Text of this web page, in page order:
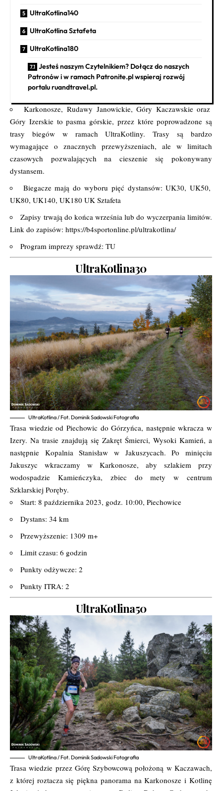
UltraKotlina140
UltraKotlina Sztafeta
UltraKotlina180
Jesteś naszym Czytelnikiem? Dołącz do naszych
Patronów i w ramach Patronite.pl wspieraj rozwój
portalu ruandtravel.pl.
Karkonosze, Rudawy Janowickie, Góry Kaczawskie oraz
Góry Izerskie to pasma górskie, przez które poprowadzone są
trasy biegów w ramach UltraKotliny. Trasy są bardzo
wymagające o znacznych przewyższeniach, ale w limitach
czasowych pozwalających na cieszenie się pokonywany
dystansem.
Biegacze mają do wyboru pięć dystansów: UK30, UK50,
UK80, UK140, UK180 UK Sztafeta
Zapisy trwają do końca września lub do wyczerpania limitów.
Link do zapisów: https://b4sportonline.pl/ultrakotlina/
Program imprezy sprawdź: TU
UltraKotlina30
UltraKotlina / Fot. Dominik Sadowski Fotografia
Trasa wiedzie od Piechowic do Górzyńca, następnie wkracza w
Izery. Na trasie znajdują się Zakręt Śmierci, Wysoki Kamień, a
następnie Kopalnia Stanisław w Jakuszycach. Po minięciu
Jakuszyc wkraczamy w Karkonosze, aby szlakiem przy
wodospadzie Kamieńczyka, zbiec do mety w centrum
Szklarskiej Poręby.
Start: 8 października 2023, godz. 10:00, Piechowice
Dystans: 34 km
Przewyższenie: 1309 m+
Limit czasu: 6 godzin
Punkty odżywcze: 2
Punkty ITRA: 2
UltraKotlina50
UltraKotlina / Fot. Dominik Sadowski Fotografia
Trasa wiedzie przez Górę Szybowcową położoną w Kaczawach,
z której roztacza się piękna panorama na Karkonosze i Kotlinę